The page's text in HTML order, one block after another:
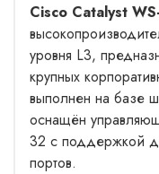
Cisco Catalyst
уровня L3,
крупных
выполнен на базе
оснащён
32 с поддержкой
портов.